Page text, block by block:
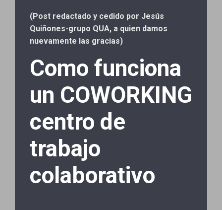
(Post redactado y cedido por Jesús
Quiñones-grupo QUA, a quien damos
nuevamente las gracias)
Como funciona
un COWORKING
centro de
trabajo
colaborativo